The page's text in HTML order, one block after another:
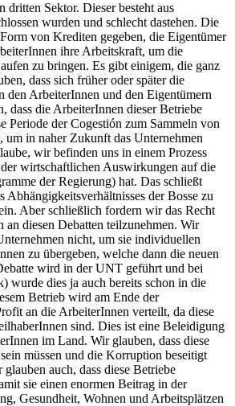
dritten Sektor. Dieser besteht aus
wurden und schlecht dastehen. Die
von Krediten gegeben, die Eigentümer
ihre Arbeitskraft, um die
zu bringen. Es gibt einigem, die ganz
dass sich früher oder später die
den ArbeiterInnen und den Eigentümern
dass die ArbeiterInnen dieser Betriebe
Periode der Cogestión zum Sammeln von
um in naher Zukunft das Unternehmen
wir befinden uns in einem Prozess
wirtschaftlichen Auswirkungen auf die
der Regierung) hat. Das schließt
Abhängigkeitsverhältnisses der Bosse zu
Aber schließlich fordern wir das Recht
an diesen Debatten teilzunehmen. Wir
nicht, um sie individuellen
zu übergeben, welche dann die neuen
wird in der UNT geführt und bei
wurde dies ja auch bereits schon in die
Betrieb wird am Ende der
an die ArbeiterInnen verteilt, da diese
sind. Dies ist eine Beleidigung
im Land. Wir glauben, dass diese
müssen und die Korruption beseitigt
auch, dass diese Betriebe
sie einen enormen Beitrag in der
Gesundheit, Wohnen und Arbeitsplätzen